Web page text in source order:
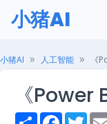
小猪AI
小猪AI 人工智能 《
《Power
S F T